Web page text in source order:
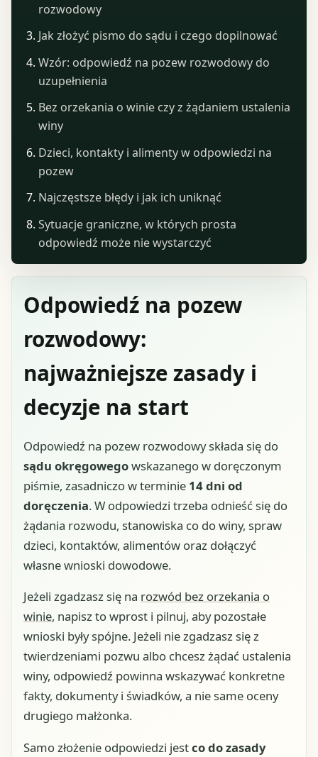
Odpowiedź na pozew
rozwodowy:
najważniejsze zasady i
decyzje na start
Odpowiedź na pozew rozwodowy składa się do
sądu okręgowegowskazanego w doręczonym
piśmie, zasadniczo w terminie 14 dni od
doręczenia. W odpowiedzi trzeba odnieść się do
żądania rozwodu, stanowiska co do winy, spraw
dzieci, kontaktów, alimentów oraz dołączyć
własne wnioski dowodowe.
Jeżeli zgadzasz się na rozwód bez orzekania o
winie, napisz to wprost i pilnuj, aby pozostałe
wnioski były spójne. Jeżeli nie zgadzasz się z
twierdzeniami pozwu albo chcesz żądać ustalenia
winy, odpowiedź powinna wskazywać konkretne
fakty, dokumenty i świadków, a nie same oceny
drugiego małżonka.
Samo złożenie odpowiedzi jestco do zasady
rozwodowy
Jak złożyć pismo do sądu i czego dopilnować
Wzór: odpowiedź na pozew rozwodowy do
uzupełnienia
Bez orzekania o winie czy z żądaniem ustalenia
winy
Dzieci, kontakty i alimenty w odpowiedzi na
pozew
Najczęstsze błędy i jak ich uniknąć
Sytuacje graniczne, w których prosta
odpowiedź może nie wystarczyć